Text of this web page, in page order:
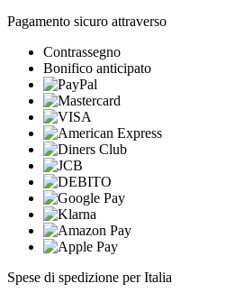
Pagamento sicuro attraverso
Contrassegno
Bonifico anticipato
Spese di spedizione per Italia